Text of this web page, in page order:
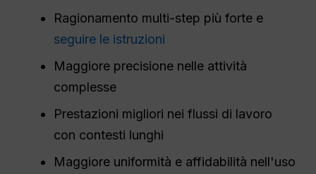
Ragionamento multi-step più forte e
seguire le istruzioni
Maggiore precisione nelle attività
complesse
Prestazioni migliori nei flussi di lavoro
con contesti lunghi
Maggiore uniformità e affidabilità nell'uso